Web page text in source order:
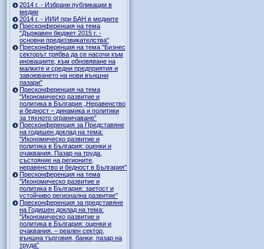
2014 г. - Избрани публикации в
медии
2014 г. - ИИИ при БАН в медиите
Пресконференция на тема
"Държавен бюджет 2015 г. -
основни предиззвикателства"
Пресконференция на тема "Бизнес
секторът трябва да се насочи към
иновациите, към обновяване на
малките и средни предприятия и
завоюването на нови външни
пазари"
Пресконференция на тема
"Икономическо развитие и
политика в България „Неравенство
и бедност – динамика и политики
за тяхното ограничаване”
Пресконференция за Представяне
на годишен доклад на тема:
"Икономическо развитие и
политика в България: оценки и
очаквания. Пазар на труда,
състояние на регионите,
неравенство и бедност в България"
Пресконференция на тема
"Икономическо развитие и
политика в България: заетост и
устойчиво регионална развитие"
Пресконференция за представяне
на Годишен доклад на тема:
"Икономическо развитие и
политика в България: оценки и
очаквания. – реален сектор,
външна търговия, банки, пазар на
труда"